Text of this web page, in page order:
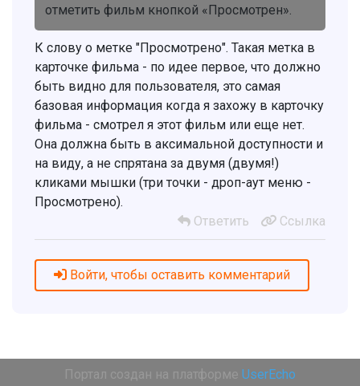
отметить фильм кнопкой «Просмотрен».
К слову о метке "Просмотрено". Такая метка в
карточке фильма - по идее первое, что должно
быть видно для пользователя, это самая
базовая информация когда я захожу в карточку
фильма - смотрел я этот фильм или еще нет.
Она должна быть в аксимальной доступности и
на виду, а не спрятана за двумя (двумя!)
кликами мышки (три точки - дроп-аут меню -
Просмотрено).
Ответить
Ссылка
Войти, чтобы оставить комментарий
Портал создан на платформе UserEcho